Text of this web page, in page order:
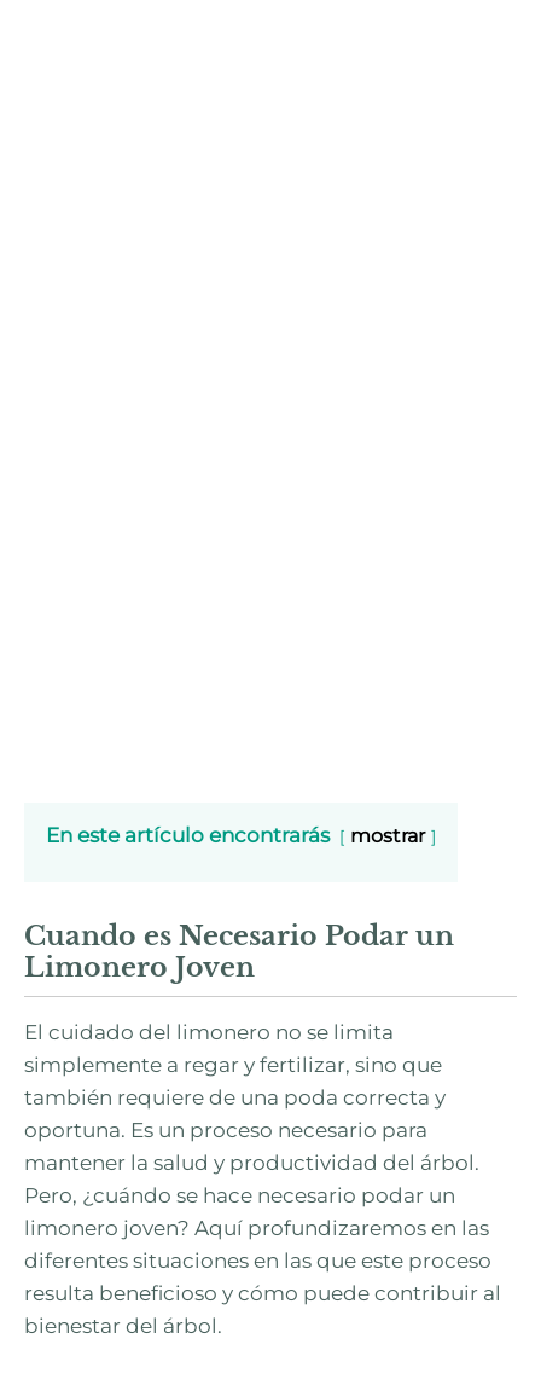
En este artículo encontrarás mostrar
Cuando es Necesario Podar un
Limonero Joven
El cuidado del limonero no se limita
simplemente a regar y fertilizar, sino que
también requiere de una poda correcta y
oportuna. Es un proceso necesario para
mantener la salud y productividad del árbol.
Pero, ¿cuándo se hace necesario podar un
limonero joven? Aquí profundizaremos en las
diferentes situaciones en las que este proceso
resulta beneficioso y cómo puede contribuir al
bienestar del árbol.